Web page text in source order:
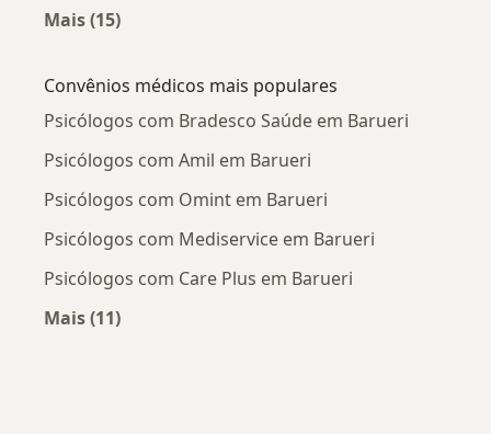
Mais (15)
Convênios médicos mais populares
Psicólogos com Bradesco Saúde em Barueri
Psicólogos com Amil em Barueri
Psicólogos com Omint em Barueri
Psicólogos com Mediservice em Barueri
Psicólogos com Care Plus em Barueri
Mais (11)